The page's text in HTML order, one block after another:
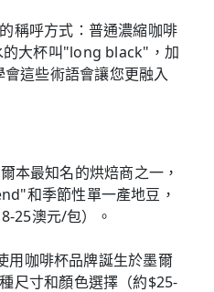
稱呼方式：普通濃縮咖啡
大杯叫"long black"，加
這些術語會讓您更融入
爾本最知名的烘焙商之一，
和季節性單一產地豆，
25澳元/包）。
用咖啡杯品牌誕生於墨爾
尺寸和顏色選擇（約$25-